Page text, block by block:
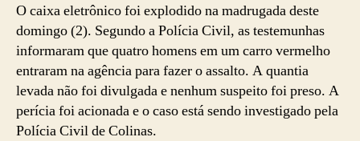
O caixa eletrônico foi explodido na madrugada deste
domingo (2). Segundo a Polícia Civil, as testemunhas
informaram que quatro homens em um carro vermelho
entraram na agência para fazer o assalto. A quantia
levada não foi divulgada e nenhum suspeito foi preso. A
perícia foi acionada e o caso está sendo investigado pela
Polícia Civil de Colinas.